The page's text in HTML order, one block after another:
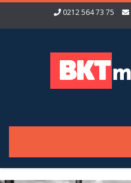
0212 564 73 75